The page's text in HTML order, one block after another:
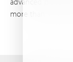
more than 100